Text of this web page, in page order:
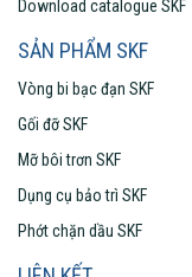
Download catalogue SKF
SẢN PHẨM SKF
Vòng bi bạc đạn SKF
Gối đỡ SKF
Mỡ bôi trơn SKF
Dụng cụ bảo trì SKF
Phớt chặn dầu SKF